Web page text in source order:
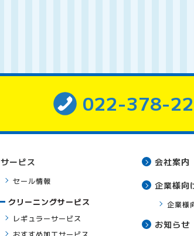
022-378-
サービス
セール情報
クリーニングサービス
レギュラーサービス
おすすめ加工サービス
会社案内
企業様向
企業様
お知らせ